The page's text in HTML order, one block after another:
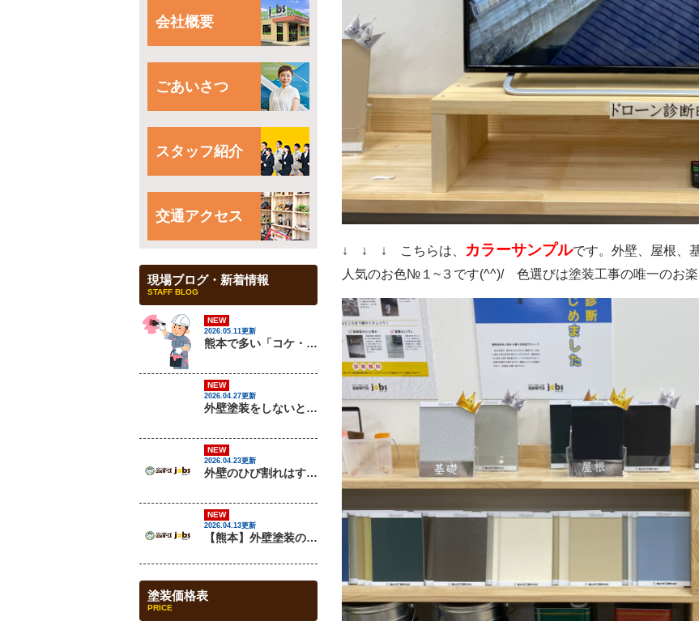
↓ ↓ ↓ こちらは、 カラーサンプルです。外壁、屋根、
人気のお色№１~３です(^^)/ 色選びは塗装工事の唯一のお
会社概要
ごあいさつ
スタッフ紹介
交通アクセス
現場ブログ・新着情報
STAFF BLOG
NEW
2026.05.11更新
熊本で多い「コケ・カビ汚れ」の原因と対策を解説
NEW
2026.04.27更新
外壁塗装をしないとどうなる？放置リスクを解説
NEW
2026.04.23更新
外壁のひび割れはすぐ補修すべき？放置するとどうなる？
NEW
2026.04.13更新
【熊本】外壁塗装の最適な時期はいつ？失敗しないタイミングと注意点を解説
塗装価格表
PRICE